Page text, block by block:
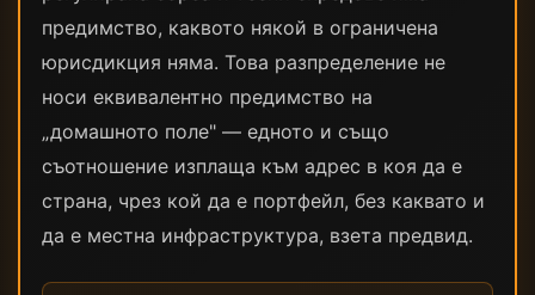
предимство, каквото някой в ограничена
юрисдикция няма. Това разпределение не
носи еквивалентно предимство на
„домашното поле" — едното и също
съотношение изплаща към адрес в коя да е
страна, чрез кой да е портфейл, без каквато и
да е местна инфраструктура, взета предвид.